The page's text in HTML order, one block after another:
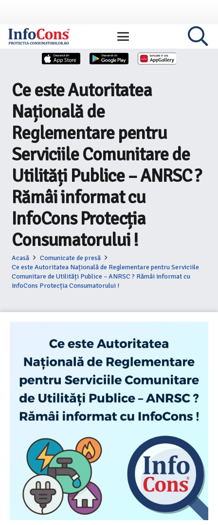
Ce este Autoritatea
Națională de
Reglementare pentru
Serviciile Comunitare de
Utilități Publice – ANRSC ?
Rămâi informat cu
InfoCons Protecția
Consumatorului !
Acasă
Comunicate de presă
Ce este Autoritatea Națională de Reglementare pentru Serviciile
Comunitare de Utilități Publice – ANRSC ? Rămâi informat cu
InfoCons Protecția Consumatorului !